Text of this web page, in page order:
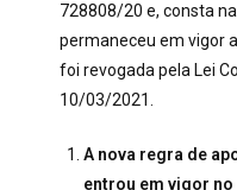
728808/20 e, consta
permaneceu em vigor
foi revogada pela Lei
10/03/2021.
A nova regra de
entrou em vigor